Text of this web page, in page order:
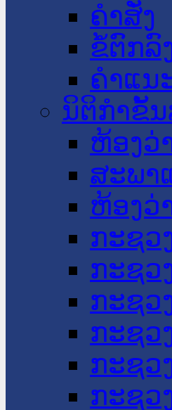
ຄໍາສັ່ງ
ຂໍ້ຕົກລົ
ຄໍາແນ
ນິຕິກໍາຂັ້
ຫ້ອງວ່
ສະພາ
ຫ້ອງວ່
ກະຊວ
ກະຊວ
ກະຊວ
ກະຊວ
ກະຊວ
ກະຊວ